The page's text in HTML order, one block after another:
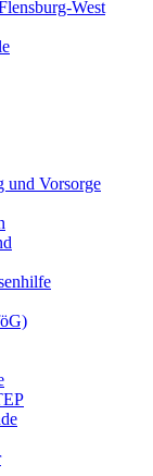
West
und Vorsorge